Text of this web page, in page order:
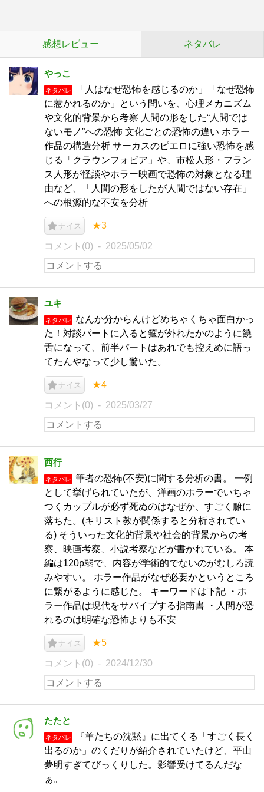
感想レビュー ネタバレ
やっこ
ネタバレ
「人はなぜ恐怖を感じるのか」「なぜ恐怖
に惹かれるのか」という問いを、心理メカニズム
や文化的背景から考察 人間の形をした“人間では
ないモノ”への恐怖 文化ごとの恐怖の違い ホラー
作品の構造分析 サーカスのピエロに強い恐怖を感
じる「クラウンフォビア」や、市松人形・フラン
ス人形が怪談やホラー映画で恐怖の対象となる理
由など、「人間の形をしたが人間ではない存在」
への根源的な不安を分析
ナイス ★3
コメント(0) 2025/05/02
ユキ
ネタバレ
なんか分からんけどめちゃくちゃ面白かっ
た！対談パートに入ると箍が外れたかのように饒
舌になって、前半パートはあれでも控えめに語っ
てたんやなって少し驚いた。
ナイス ★4
コメント(0) 2025/03/27
西行
ネタバレ
筆者の恐怖(不安)に関する分析の書。 一例
として挙げられていたが、洋画のホラーでいちゃ
つくカップルが必ず死ぬのはなぜか、すごく腑に
落ちた。(キリスト教が関係すると分析されてい
る) そういった文化的背景や社会的背景からの考
察、映画考察、小説考察などが書かれている。 本
編は120p弱で、内容が学術的でないのがむしろ読
みやすい。 ホラー作品がなぜ必要かというところ
に繋がるように感じた。 キーワードは下記 ・ホ
ラー作品は現代をサバイブする指南書 ・人間が恐
れるのは明確な恐怖よりも不安
ナイス ★5
コメント(0) 2024/12/30
たたと
ネタバレ
『羊たちの沈黙』に出てくる「すごく長く
出るのか」のくだりが紹介されていたけど、平山
夢明すぎてびっくりした。影響受けてるんだな
ぁ。